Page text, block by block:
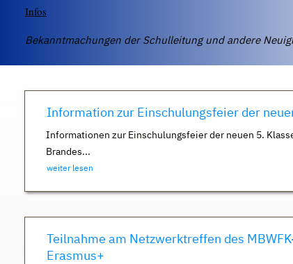
Infos
Bekanntmachungen der Schulleitung und andere
Information zur Einschulungsfeier der
Informationen zur Einschulungsfeier der neuen 5.
Brandes...
weiter lesen
Teilnahme am Netzwerktreffen des
Erasmus+